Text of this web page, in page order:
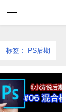
标签： PS后期